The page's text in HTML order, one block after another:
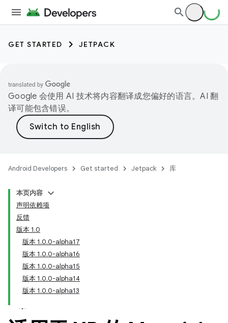
GET STARTED JETPACK
Google 会使用 AI 技术将内容翻译成您偏好的语言。AI 翻
译可能包含错误。
Android Developers Get started Jetpack 库
本页内容
声明依赖项
反馈
版本 1.0
版本 1.0.0-alpha17
版本 1.0.0-alpha16
版本 1.0.0-alpha15
版本 1.0.0-alpha14
版本 1.0.0-alpha13